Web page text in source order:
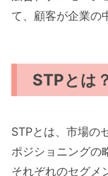
て、顧客が企業の
STPとは？
STPとは、市場の
ポジショニングの
それぞれのセグメ